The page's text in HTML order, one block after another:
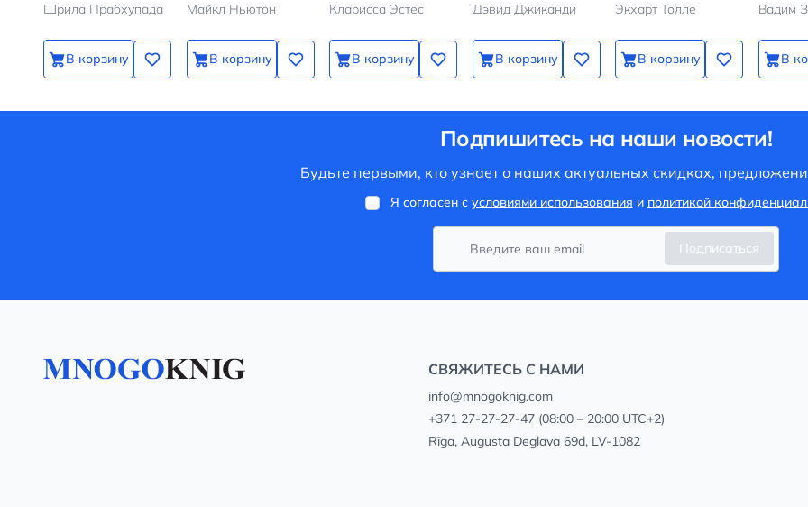
Шрила Прабхупада
В корзину
жизни
Майкл Ньютон
В корзину
в мифах и
Кларисса Эстес
В корзину
Дэвид Джиканди
В корзину
Экхарт Толле
В корзину
Вадим
В
Подпишитесь на наши новости!
Будьте первыми, кто узнает о наших актуальных скидках,
Я согласен с условиями использования и политикой
Подписаться
СВЯЖИТЕСЬ С НАМИ
info@mnogoknig.com
+371 27-27-27-47(08:00 – 20:00 UTC+2)
Rīga, Augusta Deglava 69d, LV-1082